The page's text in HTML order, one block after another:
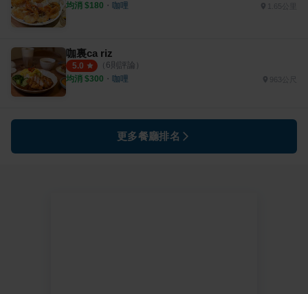
均消 $180 ・ 咖哩 1.65公里
咖裏ca riz
5.0 （ 6則評論）
均消 $300 ・ 咖哩
更多餐廳排名